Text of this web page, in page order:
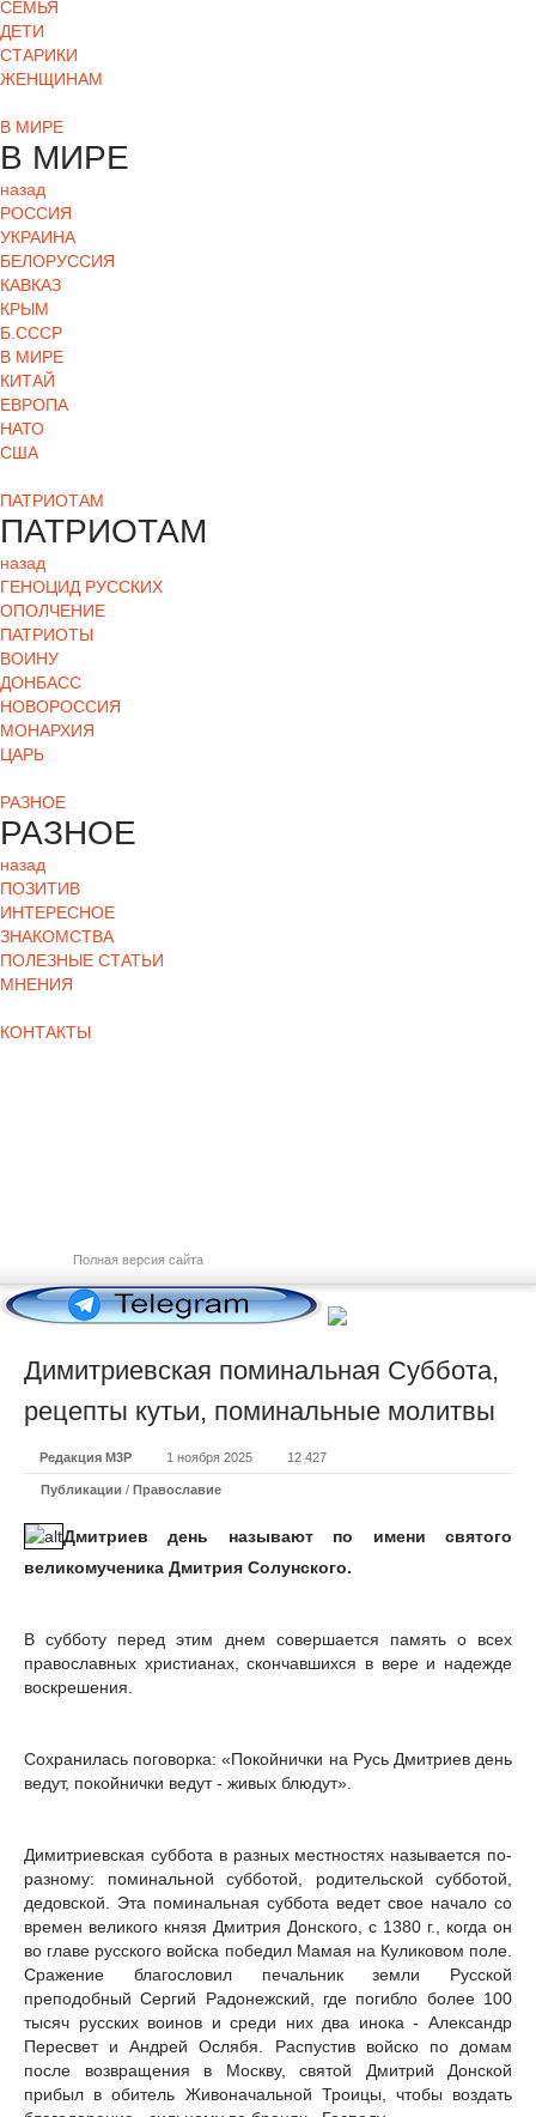
СЕМЬЯ
ДЕТИ
СТАРИКИ
ЖЕНЩИНАМ
В МИРЕ
В МИРЕ
назад
РОСCИЯ
УКРАИНА
БЕЛОРУССИЯ
КАВКАЗ
КРЫМ
Б.СССР
В МИРЕ
КИТАЙ
ЕВРОПА
НАТО
США
ПАТРИОТАМ
ПАТРИОТАМ
назад
ГЕНОЦИД РУССКИХ
ОПОЛЧЕНИЕ
ПАТРИОТЫ
ВОИНУ
ДОНБАСС
НОВОРОССИЯ
МОНАРХИЯ
ЦАРЬ
РАЗНОЕ
РАЗНОЕ
назад
ПОЗИТИВ
ИНТЕРЕСНОЕ
ЗНАКОМСТВА
ПОЛЕЗНЫЕ СТАТЬИ
МНЕНИЯ
КОНТАКТЫ
Полная версия сайта
Димитриевская поминальная Суббота,
рецепты кутьи, поминальные молитвы
Редакция М3Р 1 ноября 2025 12 427
Публикации / Православие
Дмитриев день называют по имени святого
великомученика Дмитрия Солунского.
В субботу перед этим днем совершается память о всех
православных христианах, скончавшихся в вере и надежде
воскрешения.
Сохранилась поговорка: «Покойнички на Русь Дмитриев день
ведут, покойнички ведут - живых блюдут».
Димитриевская суббота в разных местностях называется по-
разному: поминальной субботой, родительской субботой,
дедовской. Эта поминальная суббота ведет свое начало со
времен великого князя Дмитрия Донского, с 1380 г., когда он
во главе русского войска победил Мамая на Куликовом поле.
Сражение благословил печальник земли Русской
преподобный Сергий Радонежский, где погибло более 100
тысяч русских воинов и среди них два инока - Александр
Пересвет и Андрей Ослябя. Распустив войско по домам
после возвращения в Москву, святой Дмитрий Донской
прибыл в обитель Живоначальной Троицы, чтобы воздать